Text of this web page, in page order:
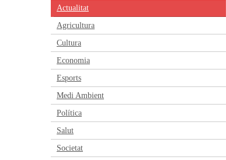
Actualitat
Agricultura
Cultura
Economia
Esports
Medi Ambient
Política
Salut
Societat